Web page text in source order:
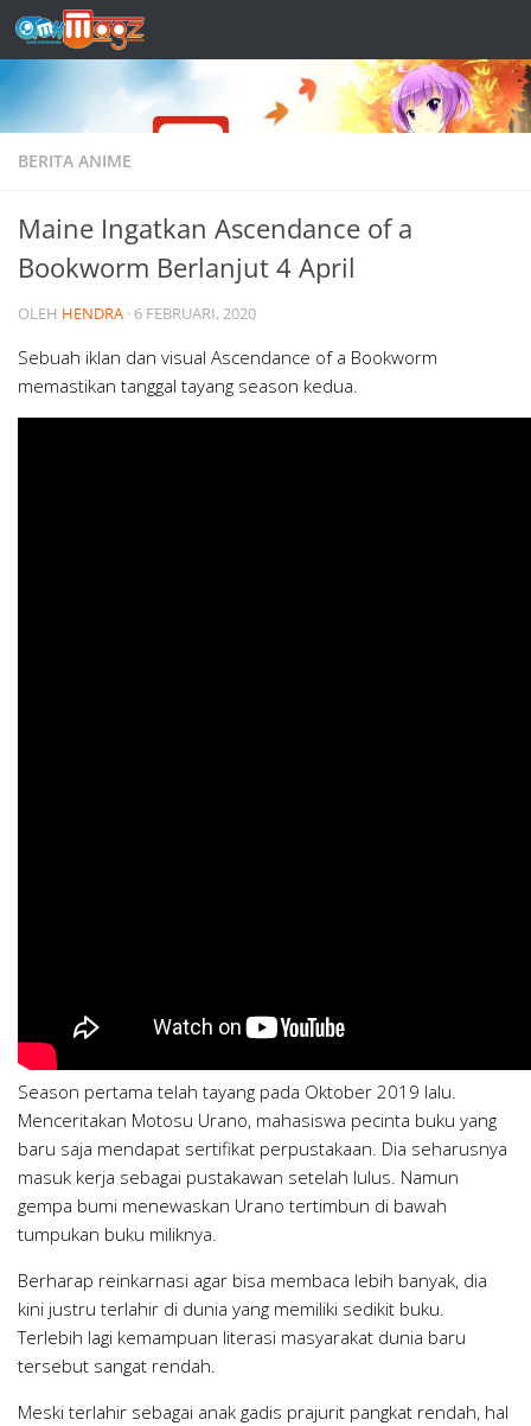
Skip to content
BERITA ANIME
Maine Ingatkan Ascendance of a
Bookworm Berlanjut 4 April
OLEH HENDRA · 6 FEBRUARI, 2020
Sebuah iklan dan visual Ascendance of a Bookworm
memastikan tanggal tayang season kedua.
Season pertama telah tayang pada Oktober 2019 lalu.
Menceritakan Motosu Urano, mahasiswa pecinta buku yang
baru saja mendapat sertifikat perpustakaan. Dia seharusnya
masuk kerja sebagai pustakawan setelah lulus. Namun
gempa bumi menewaskan Urano tertimbun di bawah
tumpukan buku miliknya.
Berharap reinkarnasi agar bisa membaca lebih banyak, dia
kini justru terlahir di dunia yang memiliki sedikit buku.
Terlebih lagi kemampuan literasi masyarakat dunia baru
tersebut sangat rendah.
Meski terlahir sebagai anak gadis prajurit pangkat rendah, hal